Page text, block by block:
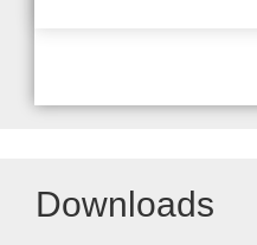
Downloads